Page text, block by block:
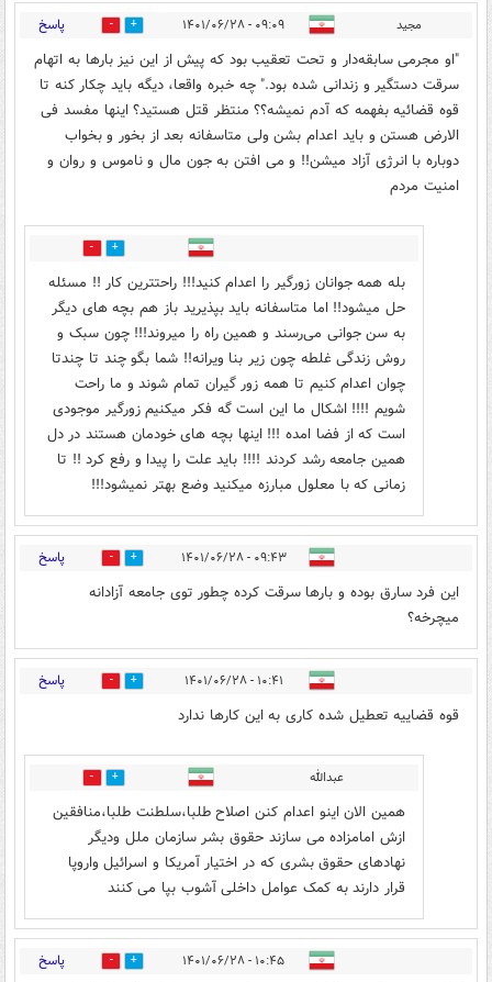
مجید ۰۹:۰۹ - ۱۴۰۱/۰۶/۲۸ 23 پاسخ
"او مجرمی سابقه‌دار و تحت تعقیب بود که پیش از این نیز بارها به اتهام
سرقت دستگیر و زندانی شده بود." چه خبره واقعا، دیگه باید چکار کنه تا
قوه قضائیه بفهمه که آدم نمیشه؟؟ منتظر قتل هستید؟ اینها مفسد فی
الارض هستن و باید اعدام بشن ولی متاسفانه بعد از بخور و بخواب
دوباره با انرژی آزاد میشن!! و می افتن به جون مال و ناموس و روان و
امنیت مردم
9
بله همه جوانان زورگیر را اعدام کنید!!! راحتترین کار !! مسئله
حل میشود!! اما متاسفانه باید بپذیرید باز هم بچه های دیگر
به سن جوانی می‌رسند و همین راه را میروند!!! چون سبک و
روش زندگی غلطه چون زیر بنا ویرانه!! شما بگو چند تا چندتا
چوان اعدام کنیم تا همه زور گیران تمام شوند و ما راحت
شویم !!!! اشکال ما این است گه فکر میکنیم زورگیر موجودی
است که از فضا امده !!! اینها بچه های خودمان هستند در دل
همین جامعه رشد کردند !!!! باید علت را پیدا و رفع کرد !! تا
زمانی که با معلول مبارزه میکنید وضع بهتر نمیشود!!!
۰۹:۴۳ - ۱۴۰۱/۰۶/۲۸ 16 پاسخ
این فرد سارق بوده و بارها سرقت کرده چطور توی جامعه آزادانه
میچرخه؟
۱۰:۴۱ - ۱۴۰۱/۰۶/۲۸ 16 پاسخ
قوه قضاییه تعطیل شده کاری به این کارها ندارد
عبدالله 13
همین الان اینو اعدام کنن اصلاح طلبا،سلطنت طلبا،منافقین
ازش امامزاده می سازند حقوق بشر سازمان ملل ودیگر
نهادهای حقوق بشری که در اختیار آمریکا و اسرائیل واروپا
قرار دارند به کمک عوامل داخلی آشوب بپا می کنند
۱۰:۴۵ - ۱۴۰۱/۰۶/۲۸ 20 پاسخ